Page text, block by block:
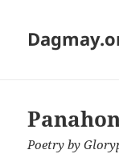
Poetry by